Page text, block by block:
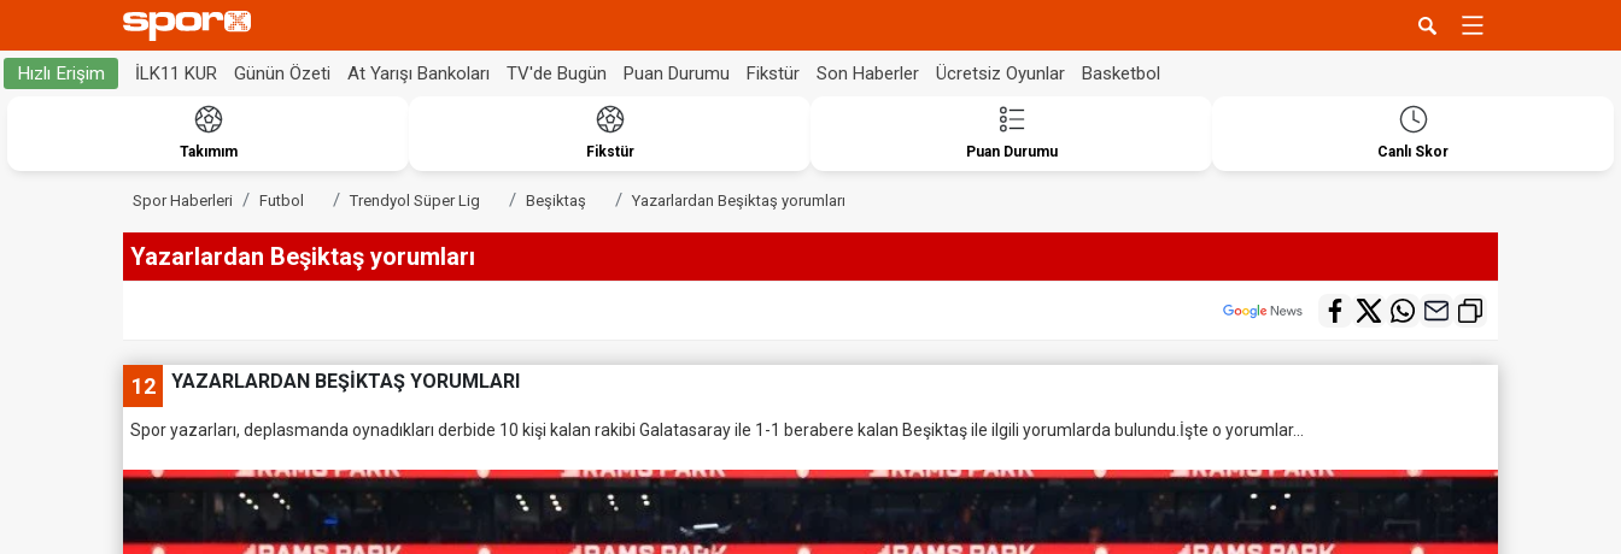
Hızlı Erişim İLK11 KUR Günün Özeti At Yarışı Bankoları TV'de Bugün Puan Durumu Fikstür Son Haberler Ücretsiz Oyunlar Basketbol
Takımım Fikstür Puan Durumu Canlı Skor
Spor Haberleri Futbol Trendyol Süper Lig Beşiktaş Yazarlardan Beşiktaş yorumları
Yazarlardan Beşiktaş yorumları
12 YAZARLARDAN BEŞİKTAŞ YORUMLARI
Spor yazarları, deplasmanda oynadıkları derbide 10 kişi kalan rakibi Galatasaray ile 1-1 berabere kalan Beşiktaş ile ilgili yorumlarda bulundu.İşte o yorumlar...